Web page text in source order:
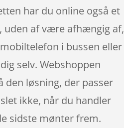
har du online også et
uden af være afhængig af,
i bussen eller
selv. Webshoppen
den løsning, der passer
ikke, når du handler
sidste mønter frem.